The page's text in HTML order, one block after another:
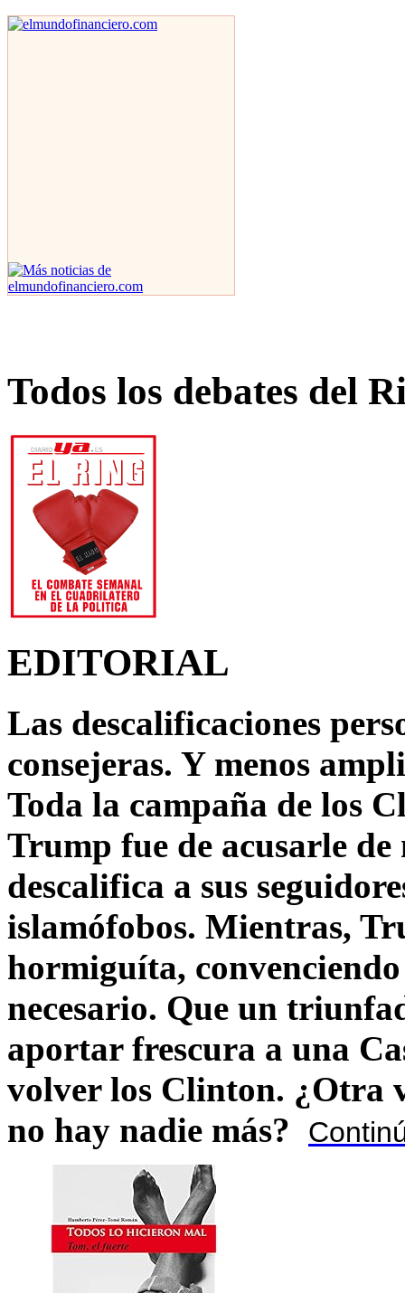
Todos los debates del
EDITORIAL
Las descalificaciones
consejeras. Y menos
Toda la campaña de los
Trump fue de acusarle
descalifica a sus
islamófobos. Mientras,
hormiguíta,
necesario. Que un
aportar frescura a una
volver los Clinton. ¿Otra
no hay nadie más?